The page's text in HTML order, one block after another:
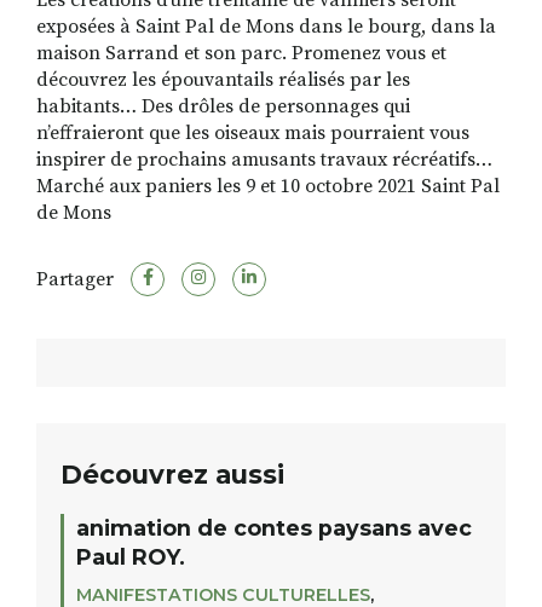
S'INSCRIRE À LA NEWSLETTER
FACEBOOKINSTAGRAM
LINKEDINYOUTUBE
exposées à Saint Pal de Mons dans le bourg, dans la
maison Sarrand et son parc. Promenez vous et
découvrez les épouvantails réalisés par les
habitants… Des drôles de personnages qui
n’effraieront que les oiseaux mais pourraient vous
inspirer de prochains amusants travaux récréatifs…
Marché aux paniers les 9 et 10 octobre 2021 Saint Pal
de Mons
Partager
Découvrez aussi
animation de contes paysans avec
Paul ROY.
MANIFESTATIONS CULTURELLES,